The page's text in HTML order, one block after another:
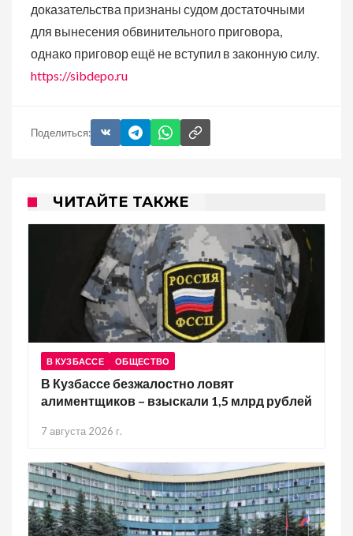
доказательства признаны судом достаточными
для вынесения обвинительного приговора,
однако приговор ещё не вступил в законную силу.
https://sibdepo.ru
Поделиться:
ЧИТАЙТЕ ТАКЖЕ
В КУЗБАССЕ ОБЩЕСТВО
В Кузбассе безжалостно ловят
алиментщиков – взыскали 1,5 млрд рублей
7 августа 2026 г.